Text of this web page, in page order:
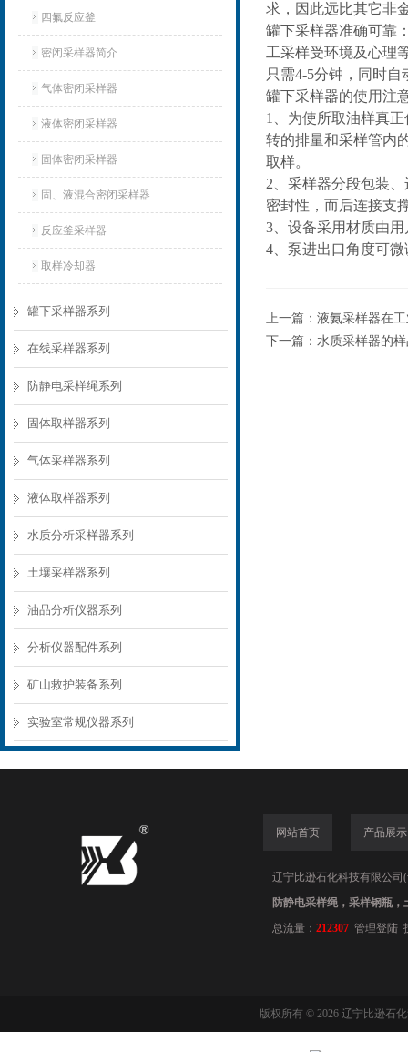
四氟反应釜
密闭采样器简介
气体密闭采样器
液体密闭采样器
固体密闭采样器
固、液混合密闭采样器
反应釜采样器
取样冷却器
罐下采样器系列
在线采样器系列
防静电采样绳系列
固体取样器系列
气体采样器系列
液体取样器系列
水质分析采样器系列
土壤采样器系列
油品分析仪器系列
分析仪器配件系列
矿山救护装备系列
实验室常规仪器系列
求，因此远比其它非
罐下采样器准确可靠
工采样受环境及心理
只需4-5分钟，同时
罐下采样器的使用注
1、为使所取油样真
转的排量和采样管内
取样。
2、采样器分段包装
密封性，而后连接支
3、设备采用材质由
4、泵进出口角度可
上一篇： 液氨采样器在
下一篇： 水质采样器的
网站首页 产品展示
辽宁比逊石化科技有限公司
防静电采样绳，采样钢瓶
总流量： 212307 管理登陆
版权所有 © 2026 辽宁比逊石